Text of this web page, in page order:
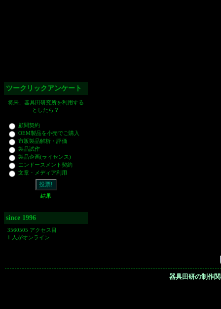
ツークリックアンケート
将来、器具田研究所を利用する
としたら？
顧問契約
OEM製品を小売でご購入
市販製品解析・評価
製品試作
製品企画(ライセンス)
エンドースメント契約
文章・メディア利用
結果
since 1996
3560505 アクセス目
1 人がオンライン
器具田研の制作